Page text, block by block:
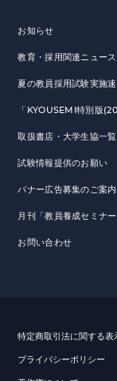
お知らせ
教育・採用関連ニュース
夏の教員採用試験実施
「KYOUSEMI特別版
取扱書店・大学生協一覧
試験情報提供のお願い
バナー広告募集のご案内
月刊「教員養成セミナ
お問い合わせ
特定商取引法に関する表
プライバシーポリシー